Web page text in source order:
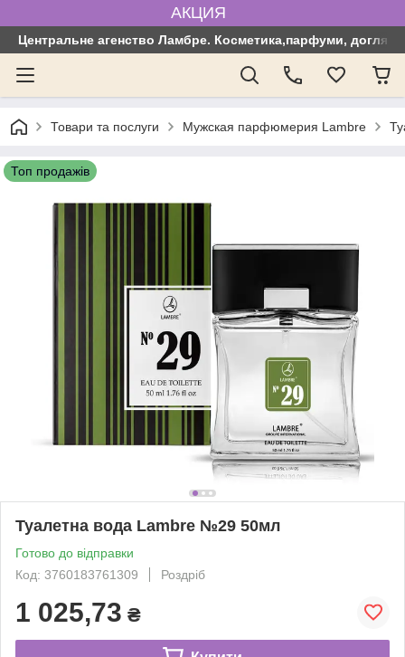
АКЦИЯ
Центральне агенство Ламбре. Косметика,парфуми, догляд
Товари та послуги Мужская парфюмерия Lambre
Топ продажів
Туалетна вода Lambre №29 50мл
Готово до відправки
Код: 3760183761309
Роздріб
1 025,73 ₴